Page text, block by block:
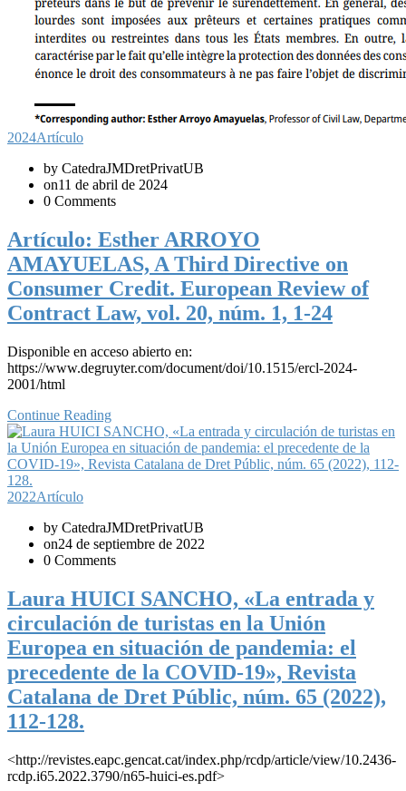
2024Artículo
by CatedraJMDretPrivatUB
on11 de abril de 2024
0 Comments
Artículo: Esther ARROYO
AMAYUELAS, A Third Directive on
Consumer Credit. European Review of
Contract Law, vol. 20, núm. 1, 1-24
Disponible en acceso abierto en:
https://www.degruyter.com/document/doi/10.1515/ercl-2024-
2001/html
Continue Reading
2022Artículo
by CatedraJMDretPrivatUB
on24 de septiembre de 2022
0 Comments
Laura HUICI SANCHO, «La entrada y
circulación de turistas en la Unión
Europea en situación de pandemia: el
precedente de la COVID-19», Revista
Catalana de Dret Públic, núm. 65 (2022),
112-128.
<http://revistes.eapc.gencat.cat/index.php/rcdp/article/view/10.2436-
rcdp.i65.2022.3790/n65-huici-es.pdf>